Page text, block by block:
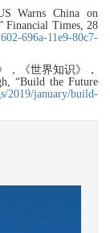
Warns China on
Financial Times, 28
696a-11e9-80c7-
，《世界知识》，
“Build the Future
2019/january/build-